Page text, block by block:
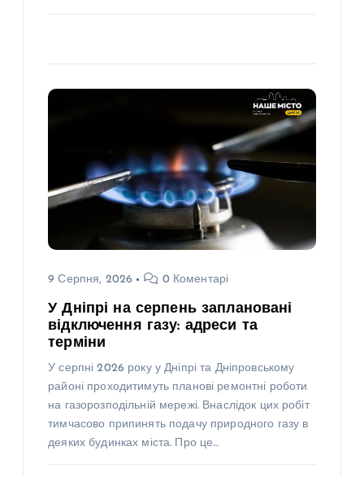
9 Серпня, 2026 0 Коментарі
У Дніпрі на серпень заплановані
відключення газу: адреси та
терміни
У серпні 2026 року у Дніпрі та Дніпровському
районі проходитимуть планові ремонтні роботи
на газорозподільній мережі. Внаслідок цих робіт
тимчасово припинять подачу природного газу в
деяких будинках міста. Про це…